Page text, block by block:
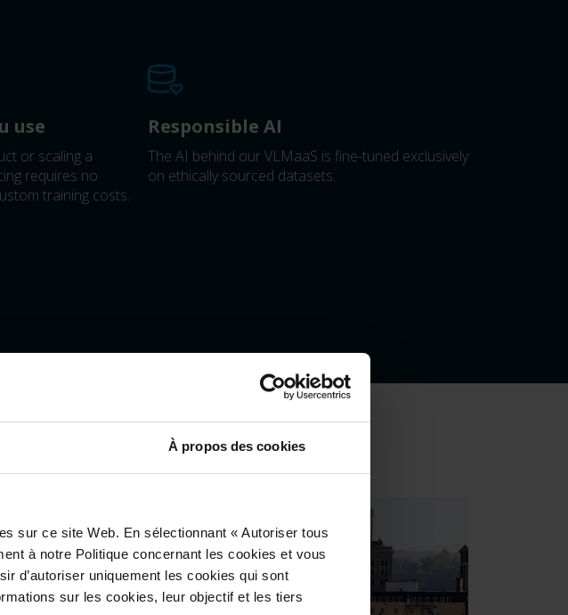
À propos des cookies
sur ce site Web. En sélectionnant « Autoriser tous
à notre Politique concernant les cookies et vous
d’autoriser uniquement les cookies qui sont
sur les cookies, leur objectif et les tiers
use
or scaling a
requires no
training costs.
Responsible AI
The AI behind our VLMaaS is fine-tuned exclusively
on ethically sourced datasets.